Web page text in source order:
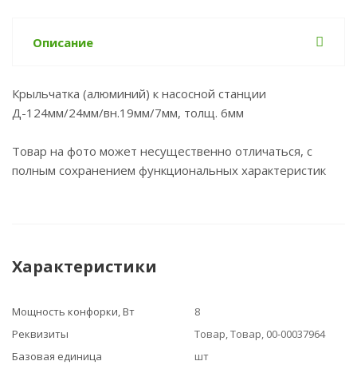
Описание
Крыльчатка (алюминий) к насосной станции
Д-124мм/24мм/вн.19мм/7мм, толщ. 6мм
Товар на фото может несущественно отличаться, с
полным сохранением функциональных характеристик
Характеристики
Мощность конфорки, Вт
8
Реквизиты
Товар, Товар, 00-00037964
Базовая единица
шт